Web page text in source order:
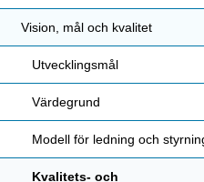
Vision, mål och kvalitet
Utvecklingsmål
Värdegrund
Modell för ledning och
Kvalitets- och